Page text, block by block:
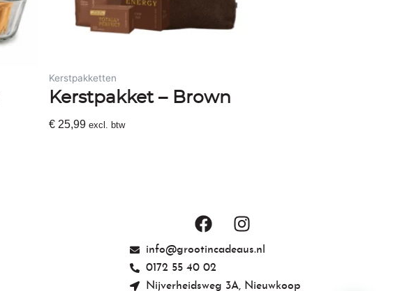
Kerstpakketten
Kerstpakket – Brown
€25,99 excl. btw
F
a
c
e
b
I
n
s
a
info@grootincadeaus.nl
0172 55 40 02
Nijverheidsweg 3A, Nieuwkoop